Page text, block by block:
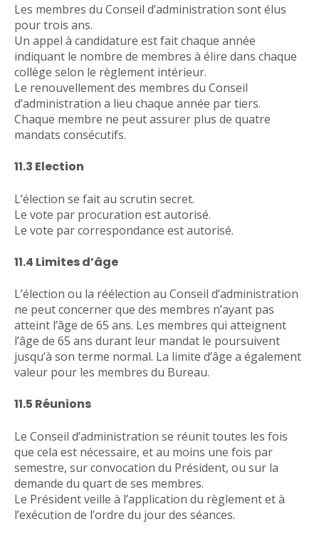
Les membres du Conseil d’administration sont élus
pour trois ans.
Un appel à candidature est fait chaque année
indiquant le nombre de membres à élire dans chaque
collège selon le règlement intérieur.
Le renouvellement des membres du Conseil
d’administration a lieu chaque année par tiers.
Chaque membre ne peut assurer plus de quatre
mandats consécutifs.
11.3 Election
L’élection se fait au scrutin secret.
Le vote par procuration est autorisé.
Le vote par correspondance est autorisé.
11.4 Limites d’âge
L’élection ou la réélection au Conseil d’administration
ne peut concerner que des membres n’ayant pas
atteint l’âge de 65 ans. Les membres qui atteignent
l’âge de 65 ans durant leur mandat le poursuivent
jusqu’à son terme normal. La limite d’âge a également
valeur pour les membres du Bureau.
11.5 Réunions
Le Conseil d’administration se réunit toutes les fois
que cela est nécessaire, et au moins une fois par
semestre, sur convocation du Président, ou sur la
demande du quart de ses membres.
Le Président veille à l’application du règlement et à
l’exécution de l’ordre du jour des séances.